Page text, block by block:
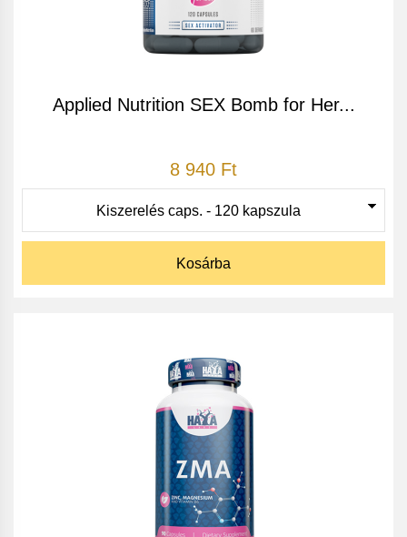
Applied Nutrition SEX Bomb for Her...
8 940 Ft
Kosárba